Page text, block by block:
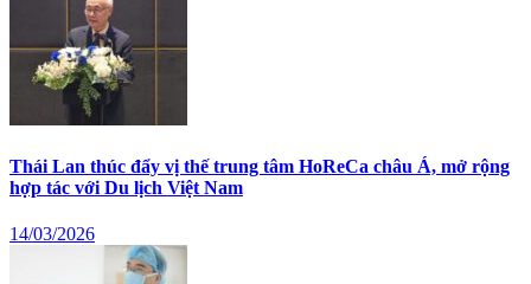
Thái Lan thúc đẩy vị thế trung tâm HoReCa châu Á, mở rộng
hợp tác với Du lịch Việt Nam
14/03/2026